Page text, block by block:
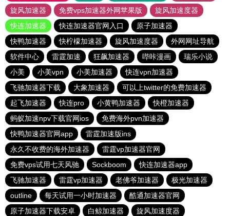
旋风加速器
免费vps加速器外网苹果版
旋风加速度器
快连加速器
快连加速器官网入口
原子加速器
快鸭加速器
快柠檬加速器 旋风加速度器
外网网址导航
软件中心
雷霆加速 狂飙加速器 哔咔漫画
瑞乐小说
小美
小美vpn 小美加速器
快连vρn加速器
飞驰加速器下载
大象加速器
可以上twitter的免费加速器
起飞加速器
快连pro 小黄鸭加速器
快橙加速器
蚂蚁加速npv下载官网ios
免费海外pvn加速器
快鸭加速器官网app
雷霆加速版ins
永久不收费的海外加速器
雷霆vp加速器官网
免费vps试用七天风驰
Sockboom
快连加速器app
飞驰加速器
雷霆vp加速器 老佛爷加速器
极光加速器
outline
每天试用一小时加速器
酷通加速器官网
原子加速器下载安卓
白鲸加速器 旋风加速度器